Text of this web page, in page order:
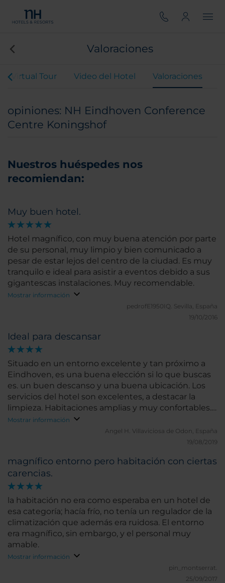
Valoraciones
Virtual Tour Video del Hotel Valoraciones
opiniones: NH Eindhoven Conference
Centre Koningshof
Nuestros huéspedes nos
recomiendan:
Muy buen hotel.
Hotel magnífico, con muy buena atención por parte
de su personal, muy limpio y bien comunicado a
pesar de estar lejos del centro de la ciudad. Es muy
tranquilo e ideal para asistir a eventos debido a sus
gigantescas instalaciones. Muy recomendable.
Mostrar información
pedrofE1950IQ. Sevilla, España
19/10/2016
Ideal para descansar
Situado en un entorno excelente y tan próximo a
Eindhoven, es una buena elección si lo que buscas
es. un buen descanso y una buena ubicación. Los
servicios del hotel son excelentes, a destacar la
limpieza. Habitaciones amplias y muy confortables.
También destacar la amplia oferta de
ocio/entretenimiento y deporte.
Mostrar información
Angel H. Villaviciosa de Odon, España
19/08/2019
magnífico entorno pero habitación con ciertas
carencias.
la habitación no era como esperaba en un hotel de
esa categoría; hacía frío, no tenía un regulador de la
climatización que además era ruidosa. El entorno
era magnífico, sin embargo, y el personal muy
amable.
Mostrar información
pin_montserrat.
25/09/2017